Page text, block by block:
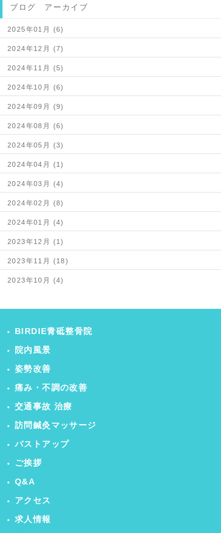
ブログ アーカイブ
2025年01月 (6)
2024年12月 (7)
2024年11月 (5)
2024年10月 (6)
2024年09月 (9)
2024年08月 (6)
2024年05月 (3)
2024年04月 (1)
2024年03月 (4)
2024年02月 (8)
2024年01月 (4)
2023年12月 (1)
2023年11月 (18)
2023年10月 (4)
BIRDIE青砥整骨院
院内風景
姿勢改善
痛み・不調の改善
交通事故 治療
訪問鍼灸マッサージ
バストアップ
ご挨拶
Q&A
アクセス
求人情報